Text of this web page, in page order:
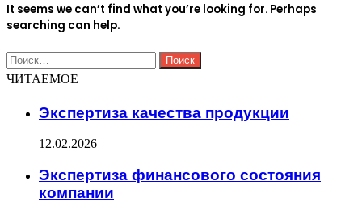
It seems we can’t find what you’re looking for. Perhaps
searching can help.
Найти:
ЧИТАЕМОЕ
Экспертиза качества продукции
12.02.2026
Экспертиза финансового состояния
компании